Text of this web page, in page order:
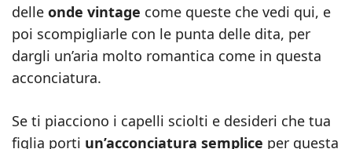
delle onde vintage come queste che vedi qui, e
poi scompigliarle con le punta delle dita, per
dargli un’aria molto romantica come in questa
acconciatura.
Se ti piacciono i capelli sciolti e desideri che tua
figlia porti un’acconciatura semplice per questa